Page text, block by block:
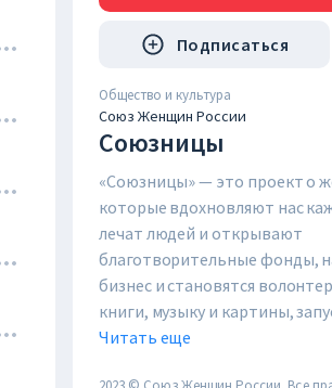
Подписаться
Общество и культура
Союз Женщин России
Союзницы
«Союзницы» — это проект о
которые вдохновляют нас
лечат людей и открывают
благотворительные фонды,
бизнес и становятся
книги, музыку и картины,
ракеты и защищают научные
Читать еще